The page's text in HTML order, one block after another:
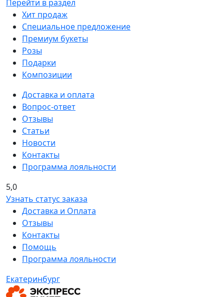
Перейти в раздел
Хит продаж
Специальное предложение
Премиум букеты
Розы
Подарки
Композиции
Доставка и оплата
Вопрос-ответ
Отзывы
Статьи
Новости
Контакты
Программа лояльности
5,0
Узнать статус заказа
Доставка и Оплата
Отзывы
Контакты
Помощь
Программа лояльности
Екатеринбург